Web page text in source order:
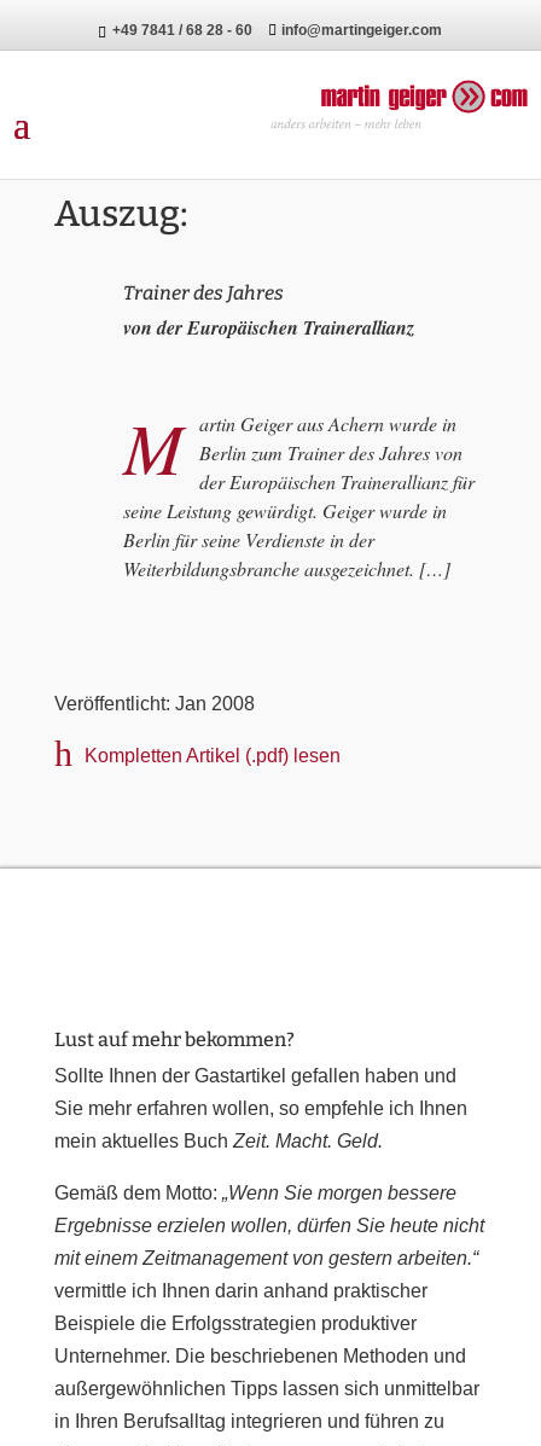
+49 7841 / 68 28 - 60 info@martingeiger.com
Auszug:
Trainer des Jahres
von der Europäischen Trainerallianz
M
artin Geiger aus Achern wurde in
Berlin zum Trainer des Jahres von
der Europäischen Trainerallianz für
seine Leistung gewürdigt. Geiger wurde in
Berlin für seine Verdienste in der
Weiterbildungsbranche ausgezeichnet. […]
Veröffentlicht: Jan 2008
h Kompletten Artikel (.pdf) lesen
Lust auf mehr bekommen?
Sollte Ihnen der Gastartikel gefallen haben und
Sie mehr erfahren wollen, so empfehle ich Ihnen
mein aktuelles Buch Zeit. Macht. Geld.
Gemäß dem Motto: „Wenn Sie morgen bessere
Ergebnisse erzielen wollen, dürfen Sie heute nicht
mit einem Zeitmanagement von gestern arbeiten.“
vermittle ich Ihnen darin anhand praktischer
Beispiele die Erfolgsstrategien produktiver
Unternehmer. Die beschriebenen Methoden und
außergewöhnlichen Tipps lassen sich unmittelbar
in Ihren Berufsalltag integrieren und führen zu